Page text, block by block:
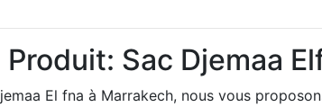
Sac Djemaa
El fna à Marrakech, nous vous